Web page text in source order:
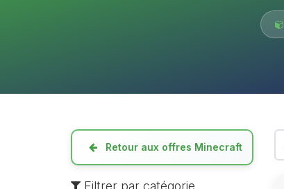
Retour aux offres Minecraft
Filtrer par catégorie